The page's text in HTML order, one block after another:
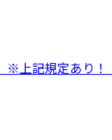
定あり！ ※家